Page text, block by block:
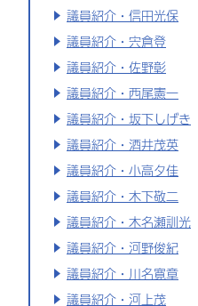
議員紹介・信田光保
議員紹介・宍倉登
議員紹介・佐野彰
議員紹介・西尾憲一
議員紹介・坂下しげき
議員紹介・酒井茂英
議員紹介・小高夕佳
議員紹介・木下敬二
議員紹介・木名瀬訓光
議員紹介・河野俊紀
議員紹介・川名寛章
議員紹介・河上茂